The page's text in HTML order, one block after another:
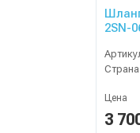
2SN-
Цена
3